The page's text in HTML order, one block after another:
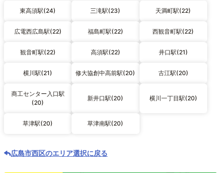
東高須駅(24) 三滝駅(23) 天満町駅(22)
広電西広島駅(22) 福島町駅(22) 西観音町駅(22)
観音町駅(22) 高須駅(22) 井口駅(21)
横川駅(21) 修大協創中高前駅(20) 古江駅(20)
商工センター入口駅
(20)
新井口駅(20) 横川一丁目駅(20)
草津駅(20) 草津南駅(20)
広島市西区のエリア選択に戻る